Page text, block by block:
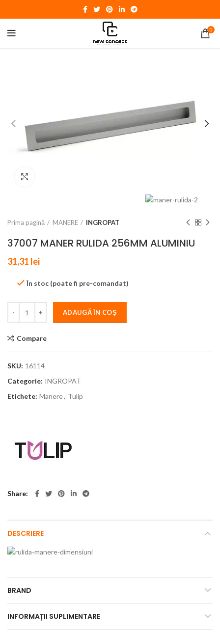
0
Prima pagină MANERE INGROPAT
37007 MANER RULIDA 256MM ALUMINIU
31,31 lei
În stoc (poate fi pre-comandat)
ADAUGĂ ÎN COȘ
Compare
SKU: 16114
Categorie: INGROPAT
Etichete: Manere, Tulip
Share
DESCRIERE
BRAND
INFORMAȚII SUPLIMENTARE